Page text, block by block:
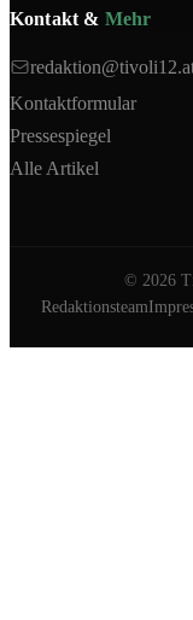
Kontakt & Mehr
Kontaktformular
Pressespiegel
Alle Artikel
© 2026
Redaktionsteam